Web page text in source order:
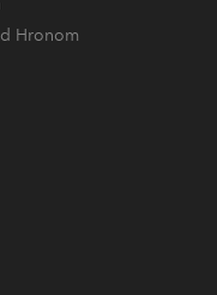
Hronom